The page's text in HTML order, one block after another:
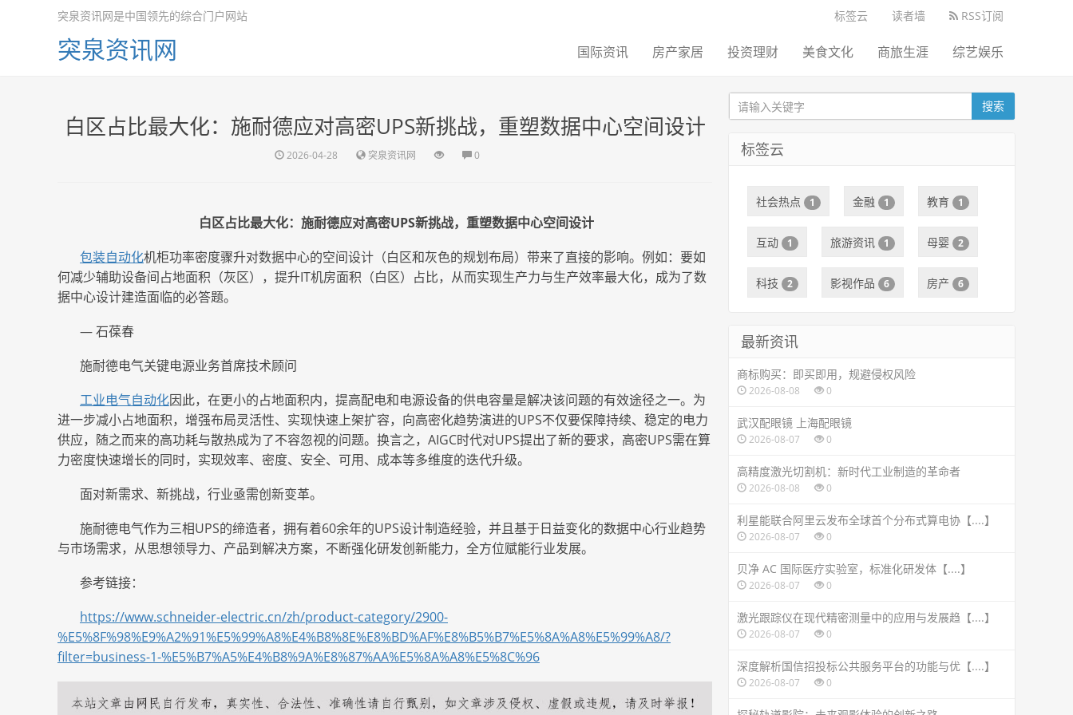
标签云 读者墙 RSS订阅
突泉资讯网是中国领先的综合门户网站
突泉资讯网 国际资讯 房产家居 投资理财 美食文化 商旅生涯 综艺娱乐
白区占比最大化：施耐德应对高密UPS新挑战，重塑数据中心空间设计
2026-04-28 突泉资讯网 0
白区占比最大化：施耐德应对高密UPS新挑战，重塑数据中心空间设计
包装自动化机柜功率密度骤升对数据中心的空间设计（白区和灰色的规划布局）带来了直接的影响。例如：要如
何减少辅助设备间占地面积（灰区），提升IT机房面积（白区）占比，从而实现生产力与生产效率最大化，成为了数
据中心设计建造面临的必答题。
— 石葆春
施耐德电气关键电源业务首席技术顾问
工业电气自动化因此，在更小的占地面积内，提高配电和电源设备的供电容量是解决该问题的有效途径之一。为
进一步减小占地面积，增强布局灵活性、实现快速上架扩容，向高密化趋势演进的UPS不仅要保障持续、稳定的电力
供应，随之而来的高功耗与散热成为了不容忽视的问题。换言之，AIGC时代对UPS提出了新的要求，高密UPS需在算
力密度快速增长的同时，实现效率、密度、安全、可用、成本等多维度的迭代升级。
面对新需求、新挑战，行业亟需创新变革。
施耐德电气作为三相UPS的缔造者，拥有着60余年的UPS设计制造经验，并且基于日益变化的数据中心行业趋势
与市场需求，从思想领导力、产品到解决方案，不断强化研发创新能力，全方位赋能行业发展。
参考链接：
https://www.schneider-electric.cn/zh/product-category/2900-
%E5%8F%98%E9%A2%91%E5%99%A8%E4%B8%8E%E8%BD%AF%E8%B5%B7%E5%8A%A8%E5%99%A8/?
filter=business-1-%E5%B7%A5%E4%B8%9A%E8%87%AA%E5%8A%A8%E5%8C%96
搜索
标签云
社会热点 1 金融 1 教育 1
互动 1 旅游资讯 1 母婴 2
科技 2 影视作品 6 房产 6
最新资讯
商标购买：即买即用，规避侵权风险
2026-08-08 0
武汉配眼镜 上海配眼镜
2026-08-07 0
高精度激光切割机：新时代工业制造的革命者
2026-08-08 0
利星能联合阿里云发布全球首个分布式算电协【....】
2026-08-07 0
贝净 AC 国际医疗实验室，标准化研发体【....】
2026-08-07 0
激光跟踪仪在现代精密测量中的应用与发展趋【....】
2026-08-07 0
深度解析国信招投标公共服务平台的功能与优【....】
2026-08-07 0